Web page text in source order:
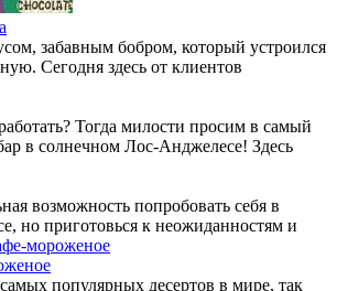
забавным бобром, который устроился
Сегодня здесь от клиентов
Тогда милости просим в самый
в солнечном Лос-Анджелесе! Здесь
возможность попробовать себя в
но приготовься к неожиданностям и
популярных десертов в мире, так